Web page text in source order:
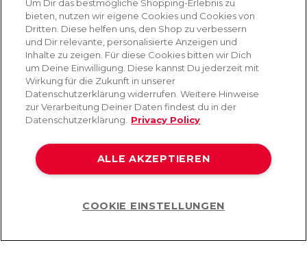
du unseren E-Mail-Bedingungenund Datenschutzbestimmungen zu
AMORANA
MARKEN
SERVICE
©2026 Lovehoney Group Switzerland AG. Alle Rechte vorbehalten
Um Dir das bestmögliche Shopping-Erlebnis zu
bieten, nutzen wir eigene Cookies und Cookies von
Dritten. Diese helfen uns, den Shop zu verbessern
und Dir relevante, personalisierte Anzeigen und
Inhalte zu zeigen. Für diese Cookies bitten wir Dich
um Deine Einwilligung. Diese kannst Du jederzeit mit
Wirkung für die Zukunft in unserer
Datenschutzerklärung widerrufen. Weitere Hinweise
zur Verarbeitung Deiner Daten findest du in der
Datenschutzerklärung.
Privacy Policy
ALLE AKZEPTIEREN
COOKIE EINSTELLUNGEN